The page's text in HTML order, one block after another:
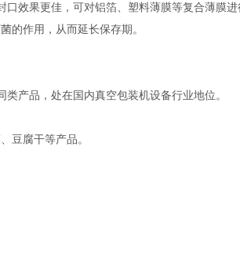
效果更佳，可对铝箔、塑料薄膜等复合薄膜
的作用，从而延长保存期。
产品，处在国内真空包装机设备行业地位。
豆腐干等产品。